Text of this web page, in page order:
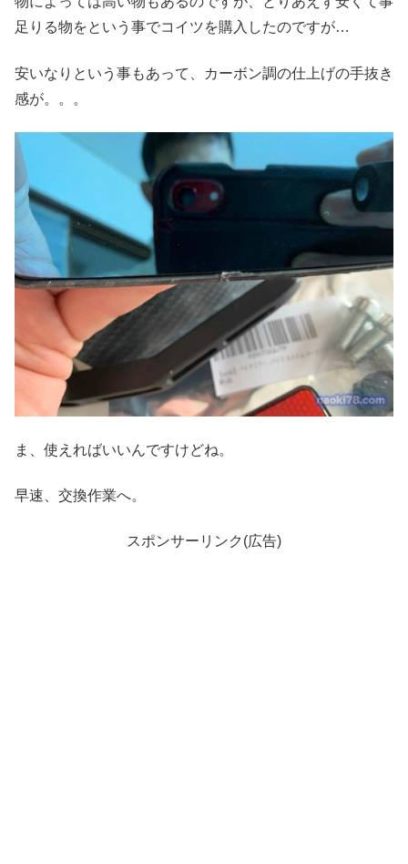
足りる物をという事でコイツを購入したのですが…
安いなりという事もあって、カーボン調の仕上げの手抜き
感が。。。
ま、使えればいいんですけどね。
早速、交換作業へ。
スポンサーリンク(広告)